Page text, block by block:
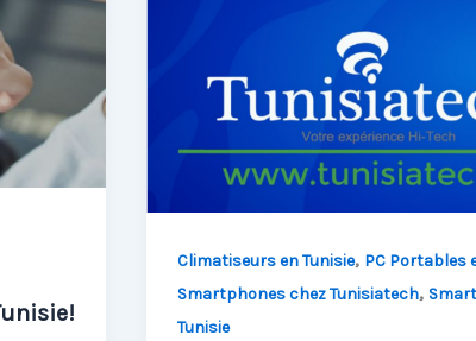
Climatiseurs en Tunisie, PC Portables
Smartphones chez Tunisiatech,
Tunisie